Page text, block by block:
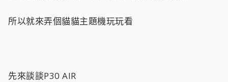
所以就來弄個貓貓主題機玩玩看
先來談談P30 AIR